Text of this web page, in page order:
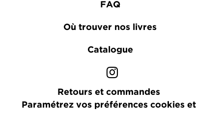
FAQ
Où trouver nos livres
Catalogue
Retours et commandes
Paramétrez vos préférences cookies et